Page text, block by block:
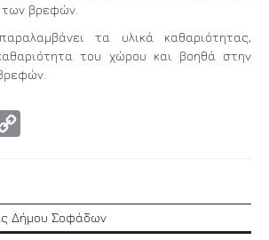
των βρεφών.
τα υλικά καθαριότητας,
του χώρου και βοηθά στην
Δήμου Σοφάδων